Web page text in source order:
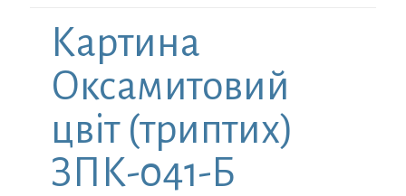
Картина
Оксамитовий
цвіт (триптих)
ЗПК-041-Б